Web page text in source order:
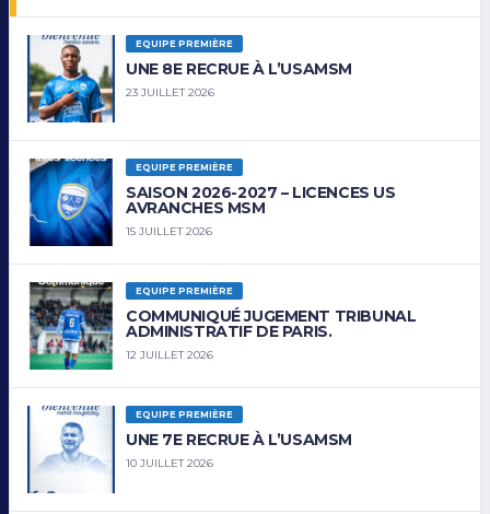
EQUIPE PREMIÈRE
UNE 8E RECRUE À L’USAMSM
23 JUILLET 2026
EQUIPE PREMIÈRE
SAISON 2026-2027 – LICENCES US
AVRANCHES MSM
15 JUILLET 2026
EQUIPE PREMIÈRE
COMMUNIQUÉ JUGEMENT TRIBUNAL
ADMINISTRATIF DE PARIS.
12 JUILLET 2026
EQUIPE PREMIÈRE
UNE 7E RECRUE À L’USAMSM
10 JUILLET 2026